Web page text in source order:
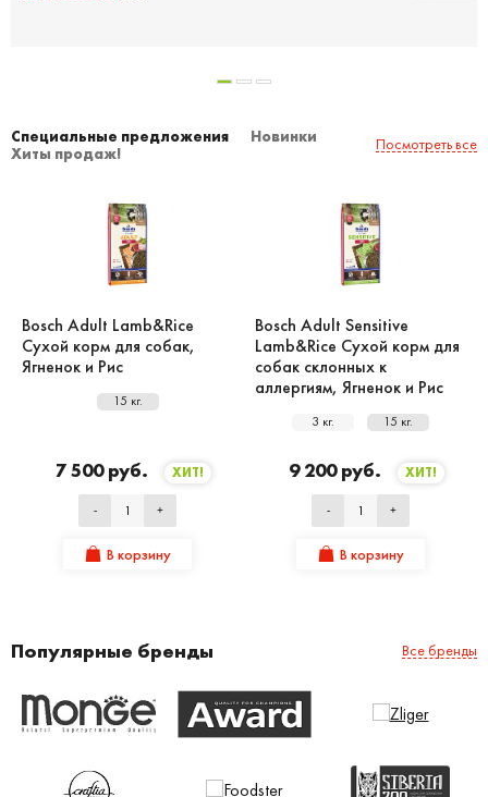
Специальные предложения
Новинки
Хиты продаж!
Посмотреть все
Bosch Adult Lamb&Rice
Сухой корм для собак,
Ягненок и Рис
15 кг.
7 500 руб. ХИТ!
- +
В корзину
Bosch Adult Sensitive
Lamb&Rice Сухой корм для
собак склонных к
аллергиям, Ягненок и Рис
3 кг. 15 кг.
9 200 руб. ХИТ!
- +
В корзину
Популярные бренды Все бренды